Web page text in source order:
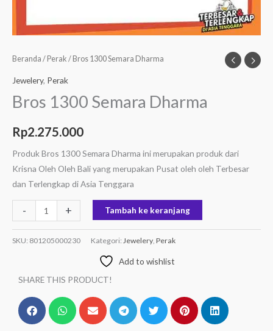
Beranda / Perak / Bros 1300 Semara Dharma
Jewelery, Perak
Bros 1300 Semara Dharma
Rp2.275.000
Produk Bros 1300 Semara Dharma ini merupakan produk dari
Krisna Oleh Oleh Bali yang merupakan Pusat oleh oleh Terbesar
dan Terlengkap di Asia Tenggara
- + Tambah ke keranjang
SKU: 801205000230 Kategori: Jewelery Perak
Add to wishlist
SHARE THIS PRODUCT!